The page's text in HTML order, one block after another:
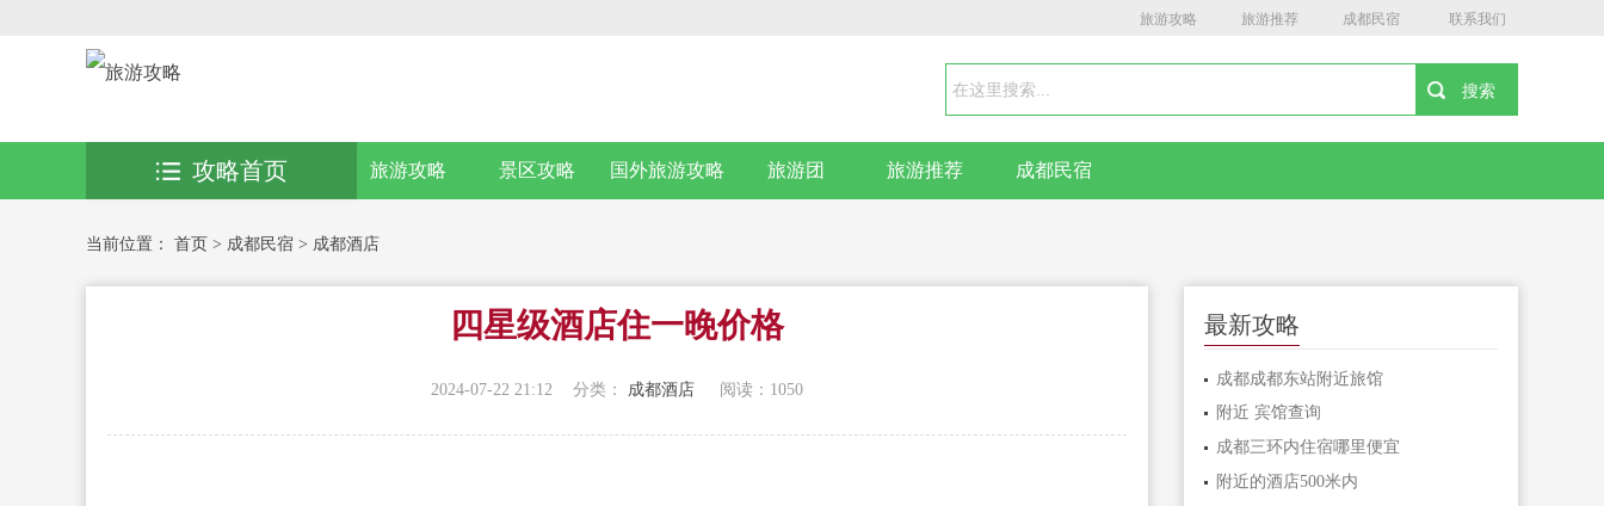
旅游攻略 旅游推荐 成都民宿 联系我们
旅游攻略 景区攻略 国外旅游攻略 旅游团 旅游推荐 成都民宿
攻略首页
当前位置： 首页 > 成都民宿 > 成都酒店
四星级酒店住一晚价格
2024-07-22 21:12 分类： 成都酒店 阅读： 1050
最新攻略
成都成都东站附近旅馆
附近 宾馆查询
成都三环内住宿哪里便宜
附近的酒店500米内